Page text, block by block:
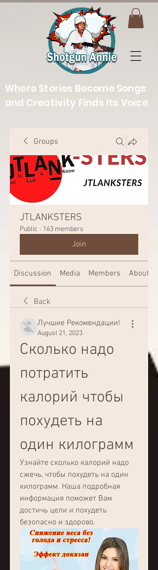
Where Stories Become Songs
and Creativity Finds Its Voice
Groups
JTLANKSTERS
Public · 163 members
Join
Discussion Media Members About
Back
Лучшие Рекомендации!
August 21, 2023
Сколько надо
потратить
калорий чтобы
похудеть на
один килограмм
Узнайте сколько калорий надо
сжечь, чтобы похудеть на один
килограмм. Наша подробная
информация поможет Вам
достичь цели и похудеть
безопасно и здорово.